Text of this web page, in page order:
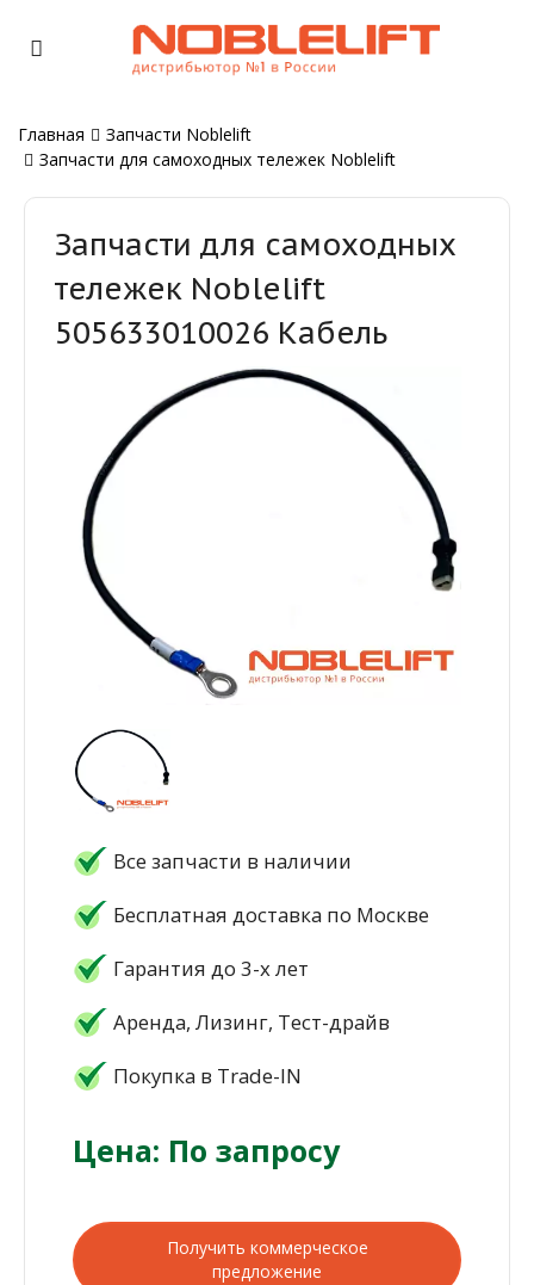
Главная
Запчасти Noblelift
Запчасти для самоходных тележек Noblelift
Запчасти для самоходных
тележек Noblelift
505633010026 Кабель
Все запчасти в наличии
Бесплатная доставка по Москве
Гарантия до 3-х лет
Аренда, Лизинг, Тест-драйв
Покупка в Trade-IN
Цена: По запросу
Получить коммерческое
предложение